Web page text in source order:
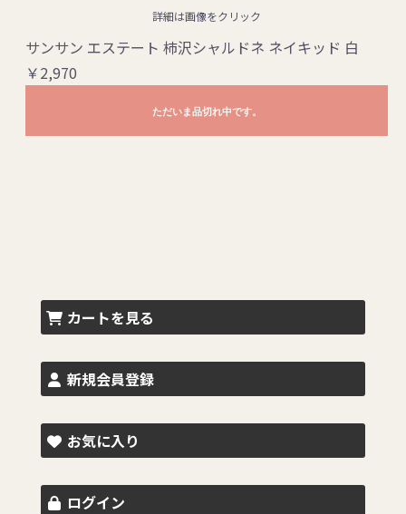
詳細は画像をクリック
サンサン エステート 柿沢シャルドネ ネイキッド 白
￥2,970
ただいま品切れ中です。
カートを見る
新規会員登録
お気に入り
ログイン